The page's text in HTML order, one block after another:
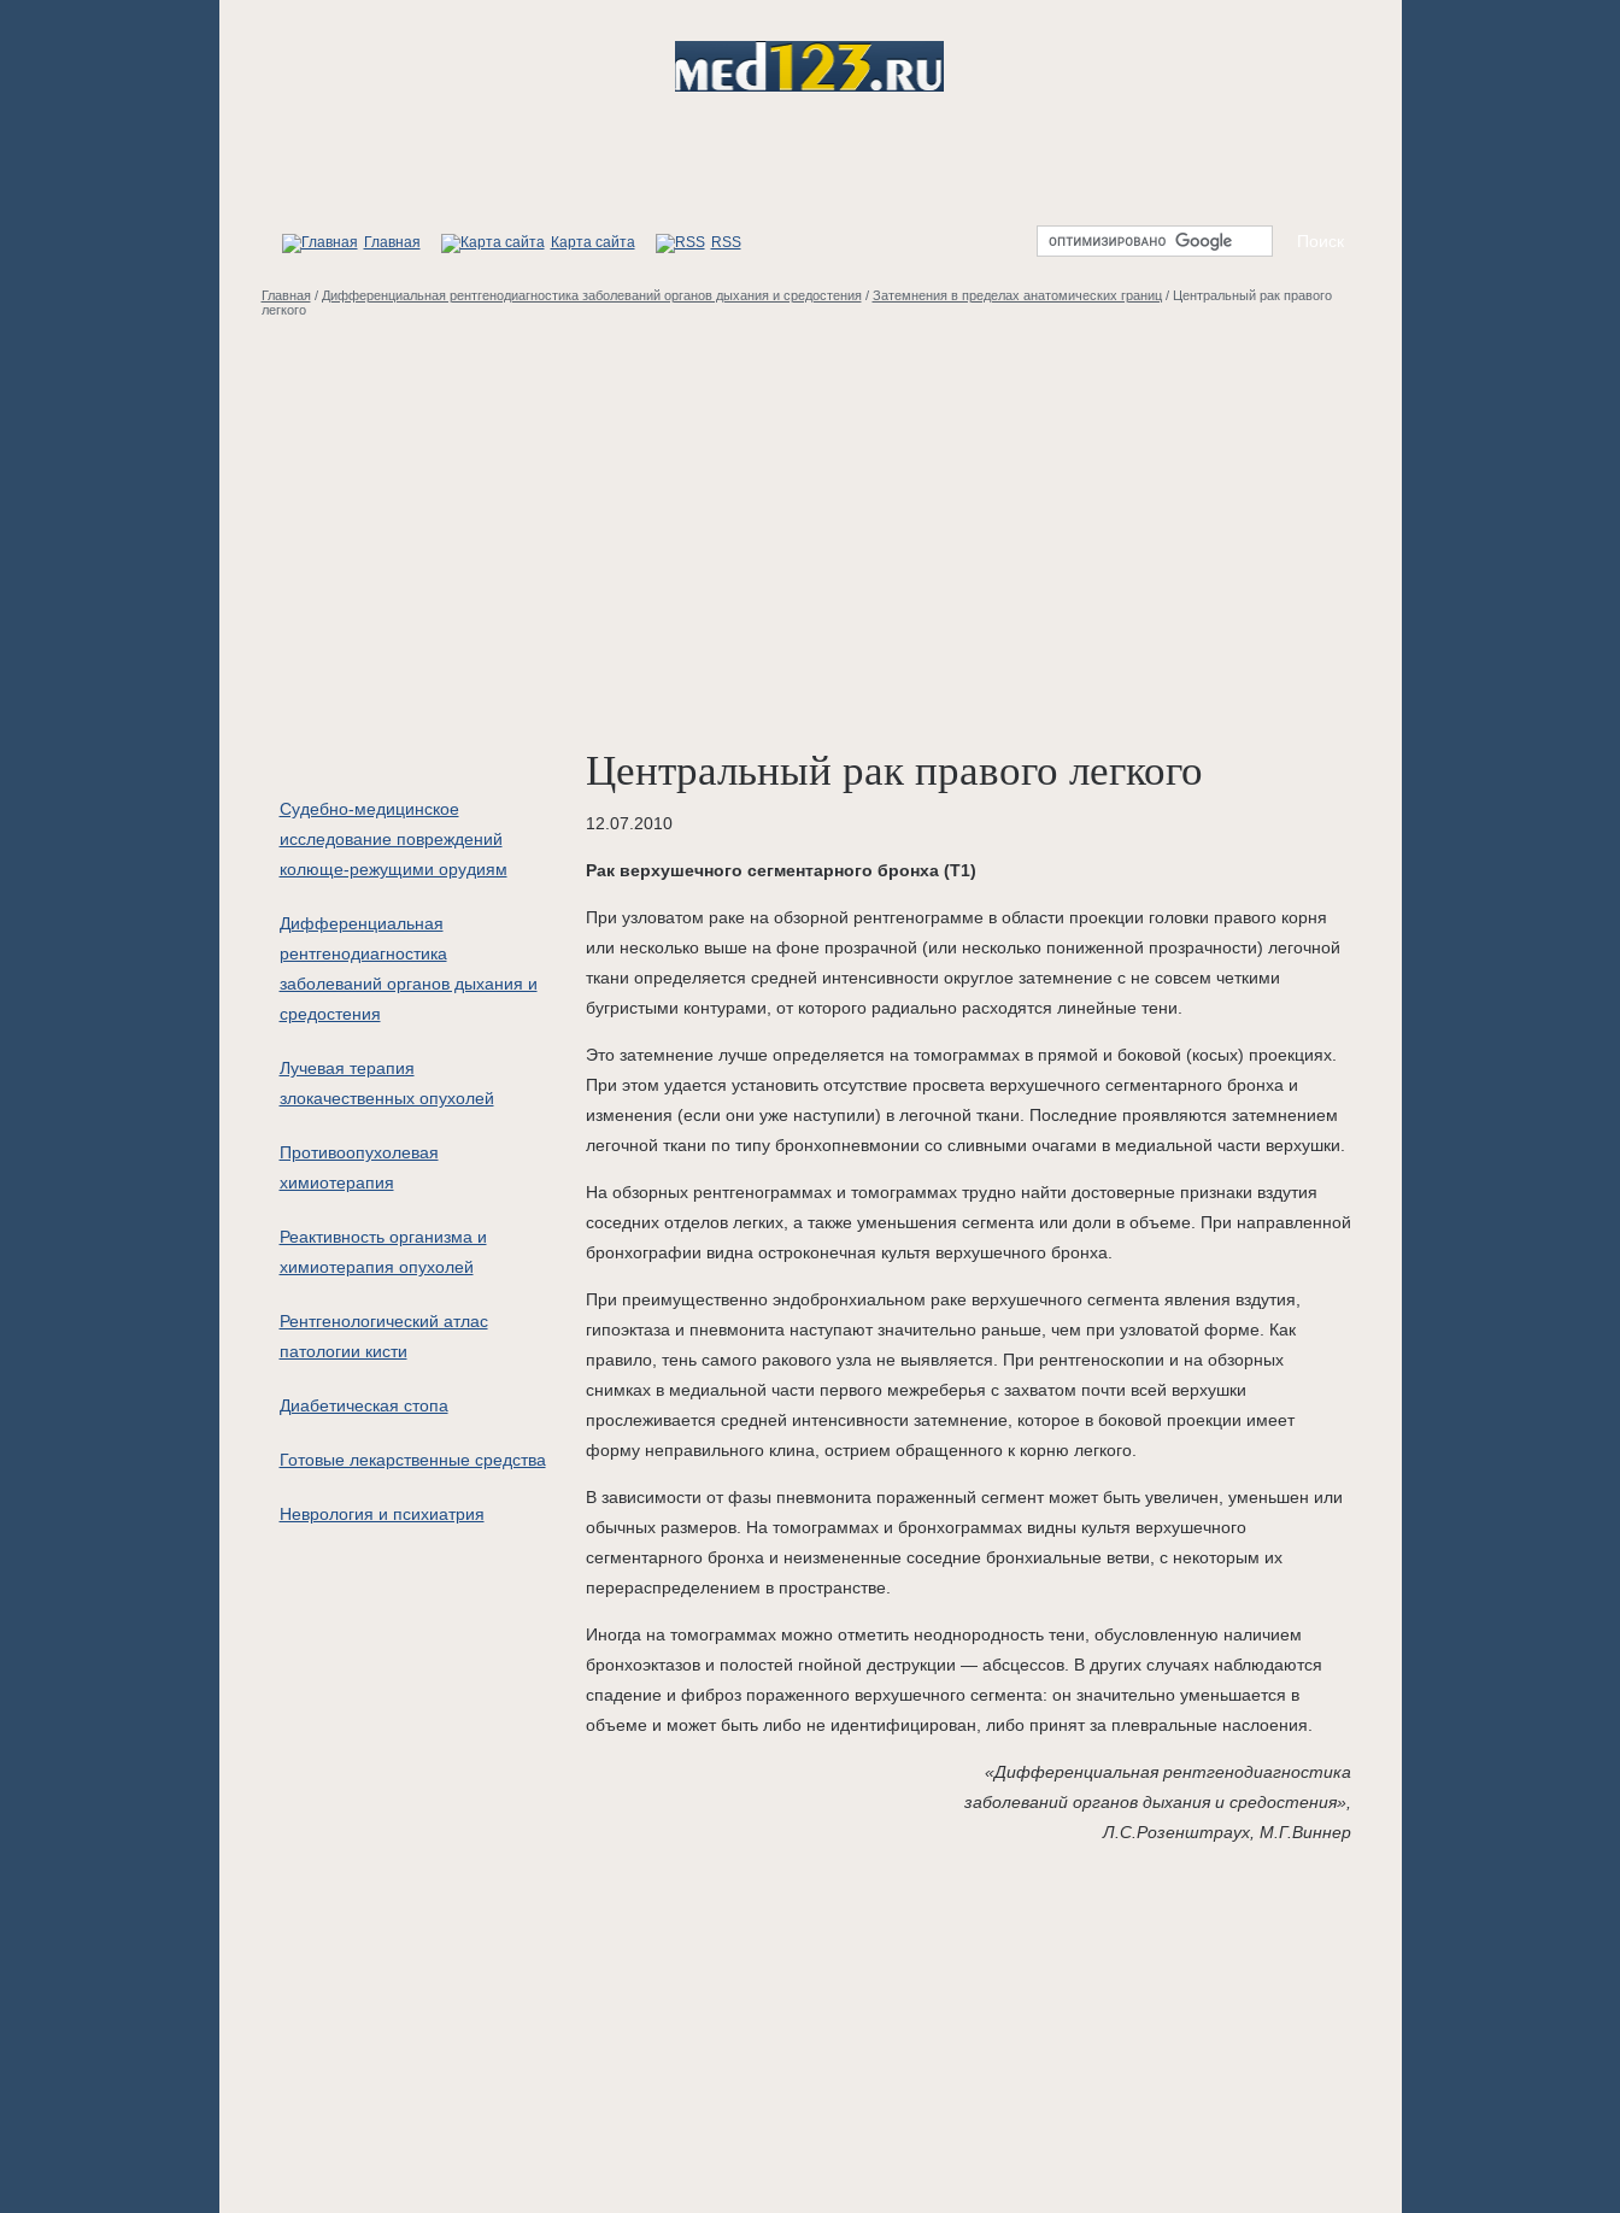
Главная Карта сайта RSS
Главная/ Дифференциальная рентгенодиагностика заболеваний органов дыхания и средостения/ Затемнения в пределах анатомических границ/ Центральный рак правого
легкого
Судебно-медицинское
исследование повреждений
колюще-режущими орудиям
Дифференциальная
рентгенодиагностика
заболеваний органов дыхания и
средостения
Лучевая терапия
злокачественных опухолей
Противоопухолевая
химиотерапия
Реактивность организма и
химиотерапия опухолей
Рентгенологический атлас
патологии кисти
Диабетическая стопа
Готовые лекарственные средства
Неврология и психиатрия
Центральный рак правого легкого
12.07.2010
Рак верхушечного сегментарного бронха (Т1)
При узловатом раке на обзорной рентгенограмме в области проекции головки правого корня
или несколько выше на фоне прозрачной (или несколько пониженной прозрачности) легочной
ткани определяется средней интенсивности округлое затемнение с не совсем четкими
бугристыми контурами, от которого радиально расходятся линейные тени.
Это затемнение лучше определяется на томограммах в прямой и боковой (косых) проекциях.
При этом удается установить отсутствие просвета верхушечного сегментарного бронха и
изменения (если они уже наступили) в легочной ткани. Последние проявляются затемнением
легочной ткани по типу бронхопневмонии со сливными очагами в медиальной части верхушки.
На обзорных рентгенограммах и томограммах трудно найти достоверные признаки вздутия
соседних отделов легких, а также уменьшения сегмента или доли в объеме. При направленной
бронхографии видна остроконечная культя верхушечного бронха.
При преимущественно эндобронхиальном раке верхушечного сегмента явления вздутия,
гипоэктаза и пневмонита наступают значительно раньше, чем при узловатой форме. Как
правило, тень самого ракового узла не выявляется. При рентгеноскопии и на обзорных
снимках в медиальной части первого межреберья с захватом почти всей верхушки
прослеживается средней интенсивности затемнение, которое в боковой проекции имеет
форму неправильного клина, острием обращенного к корню легкого.
В зависимости от фазы пневмонита пораженный сегмент может быть увеличен, уменьшен или
обычных размеров. На томограммах и бронхограммах видны культя верхушечного
сегментарного бронха и неизмененные соседние бронхиальные ветви, с некоторым их
перераспределением в пространстве.
Иногда на томограммах можно отметить неоднородность тени, обусловленную наличием
бронхоэктазов и полостей гнойной деструкции — абсцессов. В других случаях наблюдаются
спадение и фиброз пораженного верхушечного сегмента: он значительно уменьшается в
объеме и может быть либо не идентифицирован, либо принят за плевральные наслоения.
«Дифференциальная рентгенодиагностика
заболеваний органов дыхания и средостения»,
Л.С.Розенштраух, М.Г.Виннер